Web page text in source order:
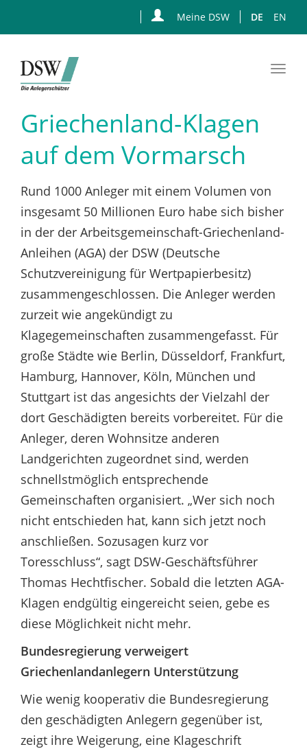
Hauptinhalt
springen
Meine DSW DE EN
Griechenland-Klagen
auf dem Vormarsch
Rund 1000 Anleger mit einem Volumen von
insgesamt 50 Millionen Euro habe sich bisher
in der der Arbeitsgemeinschaft-Griechenland-
Anleihen (AGA) der DSW (Deutsche
Schutzvereinigung für Wertpapierbesitz)
zusammengeschlossen. Die Anleger werden
zurzeit wie angekündigt zu
Klagegemeinschaften zusammengefasst. Für
große Städte wie Berlin, Düsseldorf, Frankfurt,
Hamburg, Hannover, Köln, München und
Stuttgart ist das angesichts der Vielzahl der
dort Geschädigten bereits vorbereitet. Für die
Anleger, deren Wohnsitze anderen
Landgerichten zugeordnet sind, werden
schnellstmöglich entsprechende
Gemeinschaften organisiert. „Wer sich noch
nicht entschieden hat, kann sich jetzt noch
anschließen. Sozusagen kurz vor
Toresschluss“, sagt DSW-Geschäftsführer
Thomas Hechtfischer. Sobald die letzten AGA-
Klagen endgültig eingereicht seien, gebe es
diese Möglichkeit nicht mehr.
Bundesregierung verweigert
Griechenlandanlegern Unterstützung
Wie wenig kooperativ die Bundesregierung
den geschädigten Anlegern gegenüber ist,
zeigt ihre Weigerung, eine Klageschrift